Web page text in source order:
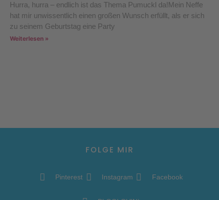
Hurra, hurra – endlich ist das Thema Pumuckl da!Mein Neffe
hat mir unwissentlich einen großen Wunsch erfüllt, als er sich
zu seinem Geburtstag eine Party
Weiterlesen »
FOLGE MIR
Pinterest Instagram Facebook